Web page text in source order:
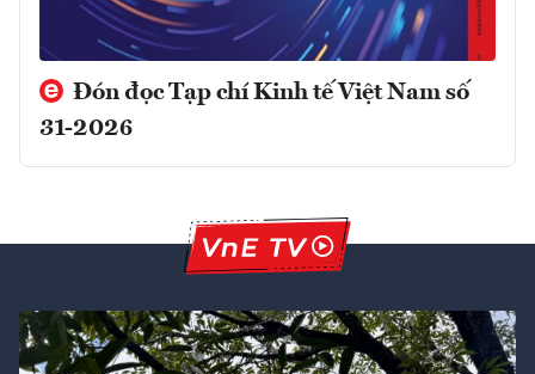
Đón đọc Tạp chí Kinh tế Việt Nam số
31-2026